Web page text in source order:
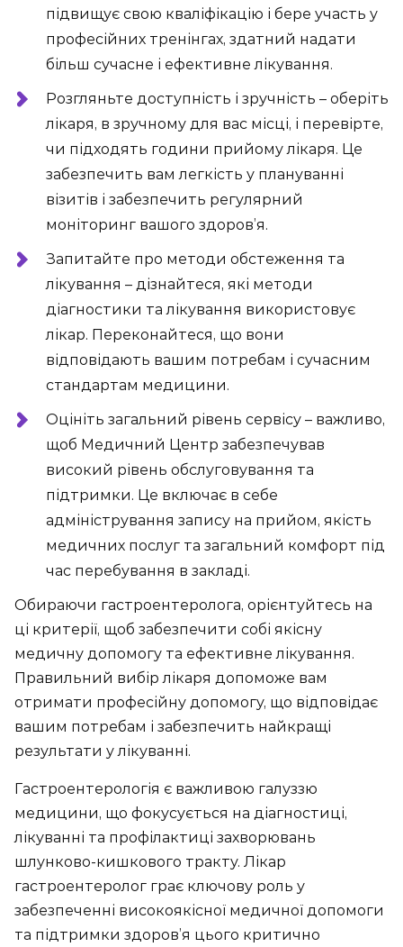
підвищує свою кваліфікацію і бере участь у
професійних тренінгах, здатний надати
більш сучасне і ефективне лікування.
Розгляньте доступність і зручність – оберіть
лікаря, в зручному для вас місці, і перевірте,
чи підходять години прийому лікаря. Це
забезпечить вам легкість у плануванні
візитів і забезпечить регулярний
моніторинг вашого здоров’я.
Запитайте про методи обстеження та
лікування – дізнайтеся, які методи
діагностики та лікування використовує
лікар. Переконайтеся, що вони
відповідають вашим потребам і сучасним
стандартам медицини.
Оцініть загальний рівень сервісу – важливо,
щоб Медичний Центр забезпечував
високий рівень обслуговування та
підтримки. Це включає в себе
адміністрування запису на прийом, якість
медичних послуг та загальний комфорт під
час перебування в закладі.
Обираючи гастроентеролога, орієнтуйтесь на
ці критерії, щоб забезпечити собі якісну
медичну допомогу та ефективне лікування.
Правильний вибір лікаря допоможе вам
отримати професійну допомогу, що відповідає
вашим потребам і забезпечить найкращі
результати у лікуванні.
Гастроентерологія є важливою галуззю
медицини, що фокусується на діагностиці,
лікуванні та профілактиці захворювань
шлунково-кишкового тракту. Лікар
гастроентеролог грає ключову роль у
забезпеченні високоякісної медичної допомоги
та підтримки здоров’я цього критично